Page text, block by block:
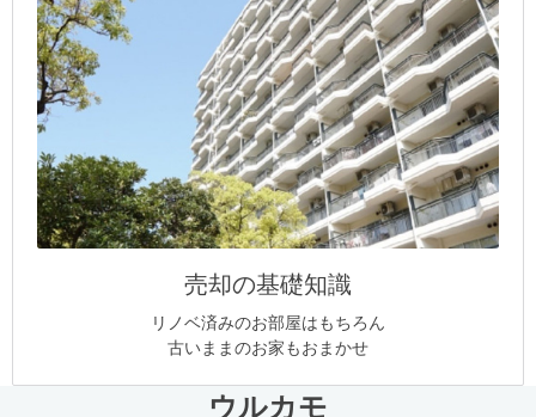
売却の基礎知識
リノベ済みのお部屋はもちろん
古いままのお家もおまかせ
ウルカモ